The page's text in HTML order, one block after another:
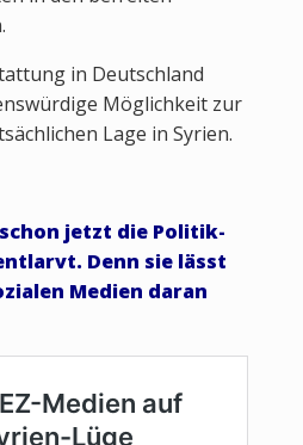
in Deutschland
Möglichkeit zur
Lage in Syrien.
jetzt die Politik-
Denn sie lässt
Medien daran